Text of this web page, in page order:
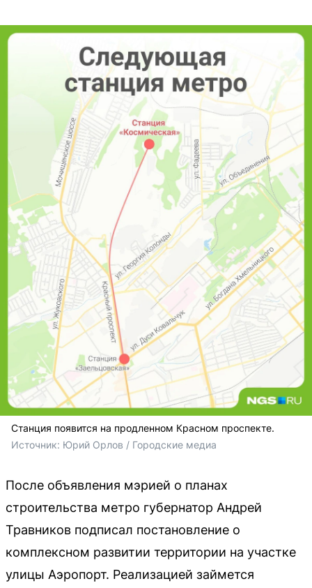
Станция появится на продленном Красном проспекте.
Источник: Юрий Орлов / Городские медиа
После объявления мэрией о планах
строительства метро губернатор Андрей
Травников подписал постановление о
комплексном развитии территории на участке
улицы Аэропорт. Реализацией займется